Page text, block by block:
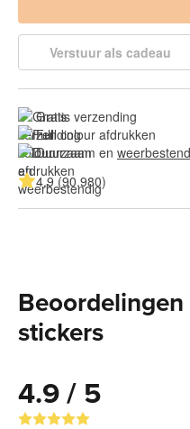
Verstuur als cadeau
Gratis verzending
Full colour afdrukken
Duurzaam en
4.9 (90.980)
stickers
4.9 / 5